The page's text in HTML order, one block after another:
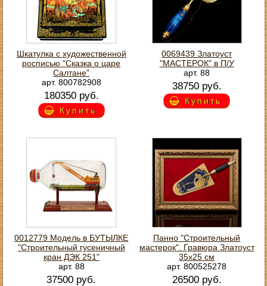
Шкатулка с художественной
росписью "Сказка о царе
Салтане"
арт. 800782908
180350 руб.
Купить
0069439 Златоуст
"МАСТЕРОК" в П/У
арт. 88
38750 руб.
Купить
0012779 Модель в БУТЫЛКЕ
"Строительный гусеничный
кран ДЭК 251"
арт. 88
37500 руб.
Панно "Строительный
мастерок". Гравюра Златоуст
35х25 см
арт. 800525278
26500 руб.